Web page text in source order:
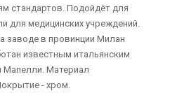
стандартов. Подойдёт для
для медицинских учреждений.
заводе в провинции Милан
известным итальянским
Мапелли. Материал
- хром.